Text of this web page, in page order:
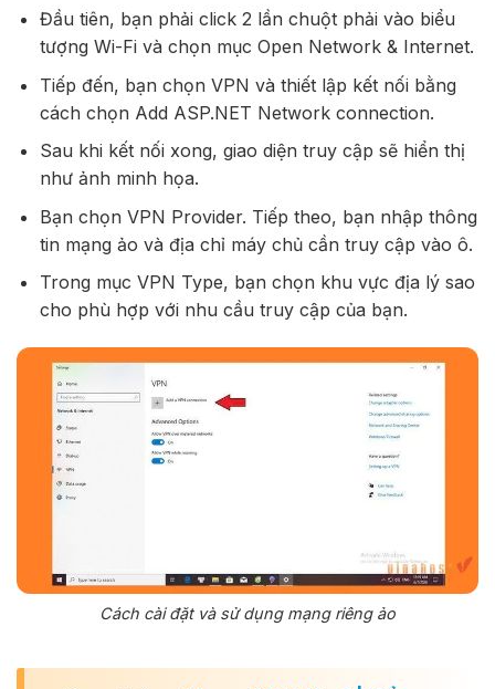
Đầu tiên, bạn phải click 2 lần chuột phải vào biểu
tượng Wi-Fi và chọn mục Open Network & Internet.
Tiếp đến, bạn chọn VPN và thiết lập kết nối bằng
cách chọn Add ASP.NET Network connection.
Sau khi kết nối xong, giao diện truy cập sẽ hiển thị
như ảnh minh họa.
Bạn chọn VPN Provider. Tiếp theo, bạn nhập thông
tin mạng ảo và địa chỉ máy chủ cần truy cập vào ô.
Trong mục VPN Type, bạn chọn khu vực địa lý sao
cho phù hợp với nhu cầu truy cập của bạn.
Cách cài đặt và sử dụng mạng riêng ảo